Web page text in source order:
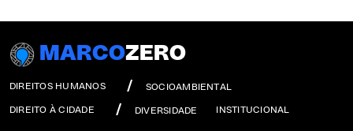
MARCOZERO
DIREITOS HUMANOS SOCIOAMBIENTAL
DIREITO À CIDADE DIVERSIDADE INSTITUCIONAL